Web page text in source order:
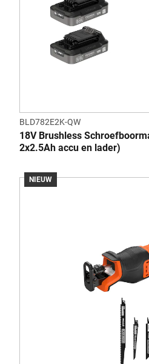
BLD782E2K-QW
18V Brushless
2x2.5Ah accu en lader)
NIEUW